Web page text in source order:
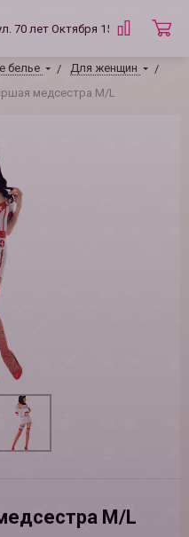
70 лет Октября 15 Б
белье
Для женщин
медсестра M/L
M/L